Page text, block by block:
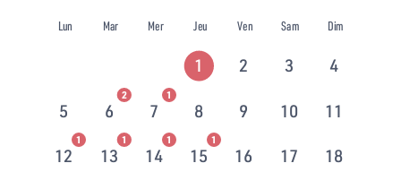
Lun Mar Mer Jeu Ven Sam Dim
1 2 3 4
5 6
2
7
1
8 9 10 11
12
1
13
1
14
1
15
1
16 17 18